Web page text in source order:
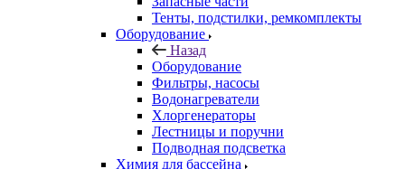
Тенты, подстилки, ремкомплекты
Оборудование
Назад
Оборудование
Фильтры, насосы
Водонагреватели
Хлоргенераторы
Лестницы и поручни
Подводная подсветка
Химия для бассейна